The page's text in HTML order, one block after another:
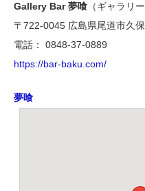
Gallery Bar 夢喰 （ギャラリ
〒722-0045 広島県尾道市久
電話： 0848-37-0889
https://bar-baku.com/
夢喰